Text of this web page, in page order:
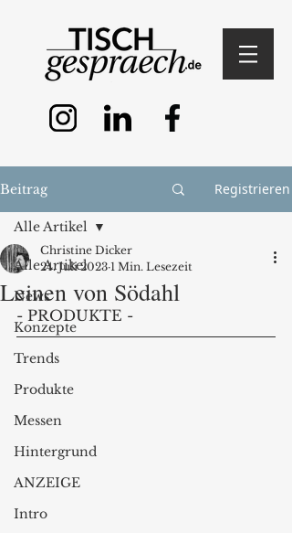
Beitrag Registrieren
Alle Artikel
News
Konzepte
Trends
Produkte
Messen
Hintergrund
ANZEIGE
Intro
Alle Artikel
Leinen von Södahl
Christine Dicker
24. Juli 2023 1 Min. Lesezeit
- PRODUKTE -